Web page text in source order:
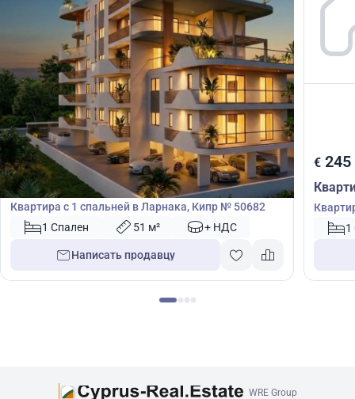
€245 000
Квартира
Квартира с 1 спальней в Ларнака, Кипр № 50682
1 Спален
51 м² + НДС
Написать продавцу
€ 245
1
WRE Group